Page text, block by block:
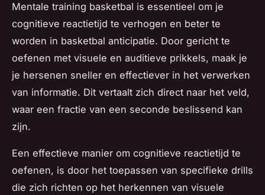
Mentale training basketbal is essentieel om je
cognitieve reactietijd te verhogen en beter te
worden in basketbal anticipatie. Door gericht te
oefenen met visuele en auditieve prikkels, maak je
je hersenen sneller en effectiever in het verwerken
van informatie. Dit vertaalt zich direct naar het veld,
waar een fractie van een seconde beslissend kan
zijn.
Een effectieve manier om cognitieve reactietijd te
oefenen, is door het toepassen van specifieke drills
die zich richten op het herkennen van visuele